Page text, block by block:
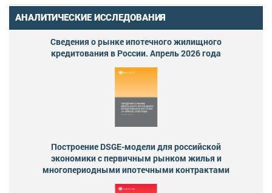
АНАЛИТИЧЕСКИЕ ИССЛЕДОВАНИЯ
Сведения о рынке ипотечного жилищного
кредитования в России. Апрель 2026 года
Построение DSGE-модели для российской
экономики с первичным рынком жилья и
многопериодными ипотечными контрактами